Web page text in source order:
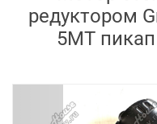
редуктором
5MT